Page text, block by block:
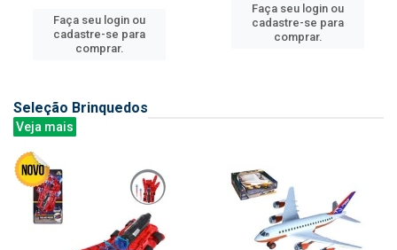
Faça seu login ou
cadastre-se para
comprar.
Faça seu login ou
cadastre-se para
comprar.
Seleção Brinquedos
Veja mais